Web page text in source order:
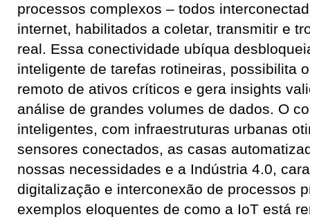
processos complexos – todos
internet, habilitados a coletar, transmitir e
real. Essa conectividade ubíqua
inteligente de tarefas rotineiras, possibilita
remoto de ativos críticos e gera insights
análise de grandes volumes de dados. O
inteligentes, com infraestruturas urbanas
sensores conectados, as casas
nossas necessidades e a Indústria 4.0,
digitalização e interconexão de processos
exemplos eloquentes de como a IoT está